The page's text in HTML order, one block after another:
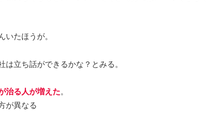
いたほうが。
は立ち話ができるかな？とみる。
治る人が増えた。
が異なる